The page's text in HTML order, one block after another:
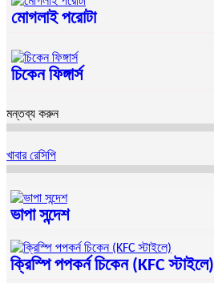
মোগলাই পরোটা
চিকেন ফিঙ্গার্স
মন্তব্য করুন
খাবার রেসিপি
ভাপা সন্দেশ
ক্রিস্পি পপকর্ন চিকেন (KFC স্টাইলে)